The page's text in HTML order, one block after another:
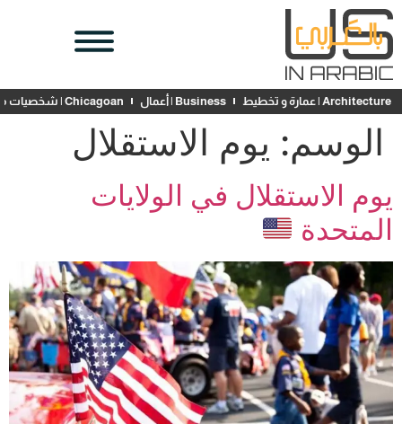
Architecture | عمارة و تخطيط Business | أعمال Chicagoan | شخصيات محلية
الوسم: يوم الاستقلال
يوم الاستقلال في الولايات
المتحدة